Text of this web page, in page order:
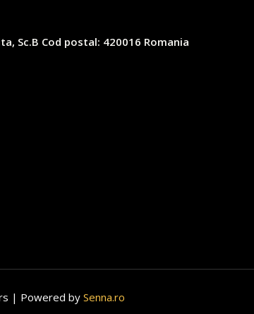
Sc.B Cod postal: 420016 Romania
| Powered by Senna.ro